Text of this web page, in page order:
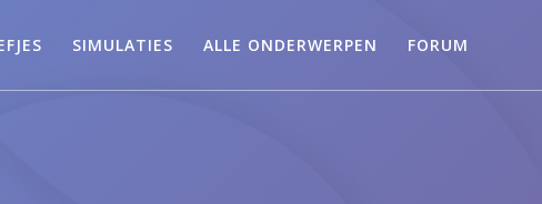
SIMULATIES ALLE ONDERWERPEN FORUM